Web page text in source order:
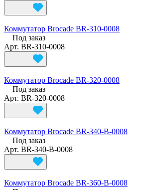
Коммутатор Brocade BR-310-0008
Под заказ
Арт. BR-310-0008
Коммутатор Brocade BR-320-0008
Под заказ
Арт. BR-320-0008
Коммутатор Brocade BR-340-B-0008
Под заказ
Арт. BR-340-B-0008
Коммутатор Brocade BR-360-B-0008